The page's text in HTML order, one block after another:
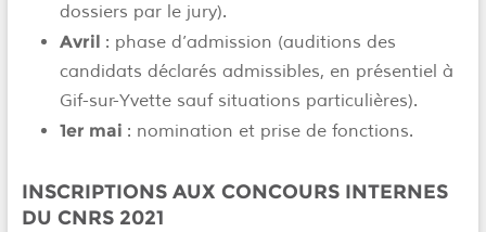
dossiers par le jury).
Avril : phase d’admission (auditions des
candidats déclarés admissibles, en présentiel à
Gif-sur-Yvette sauf situations particulières).
1er mai : nomination et prise de fonctions.
INSCRIPTIONS AUX CONCOURS INTERNES
DU CNRS 2021